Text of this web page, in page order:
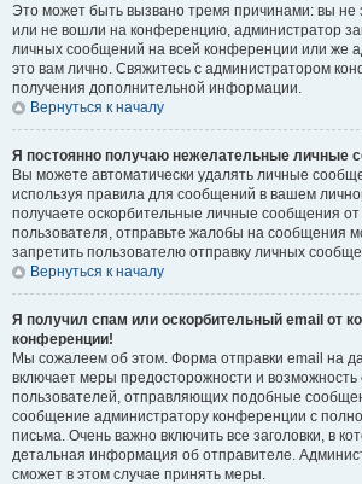
Это может быть вызвано тремя причинами: вы не
или не вошли на конференцию, администратор
личных сообщений на всей конференции или же
это вам лично. Свяжитесь с администратором
получения дополнительной информации.
Вернуться к началу
Я постоянно получаю нежелательные личные
Вы можете автоматически удалять личные
используя правила для сообщений в вашем
получаете оскорбительные личные сообщения от
пользователя, отправьте жалобы на сообщения
запретить пользователю отправку личных
Вернуться к началу
Я получил спам или оскорбительный email от
конференции!
Мы сожалеем об этом. Форма отправки email на
включает меры предосторожности и возможность
пользователей, отправляющих подобные
сообщение администратору конференции с
письма. Очень важно включить все заголовки, в
детальная информация об отправителе.
сможет в этом случае принять меры.